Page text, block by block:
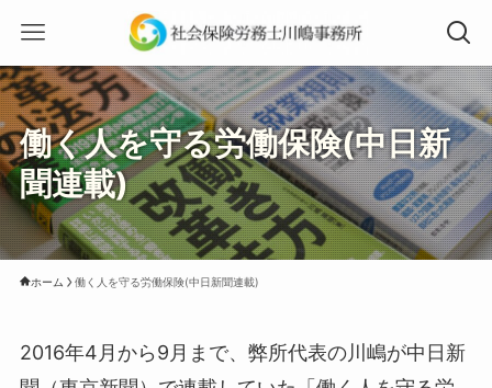
働く人を守る労働保険(中日新
聞連載)
ホーム 働く人を守る労働保険(中日新聞連載)
2016年4月から9月まで、弊所代表の川嶋が中日新